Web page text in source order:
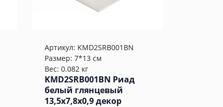
Артикул: KMD2SRB001BN
Размер: 7*13 см
Вес: 0.082 кг
KMD2SRB001BN Риад
белый глянцевый
13,5x7,8x0,9 декор